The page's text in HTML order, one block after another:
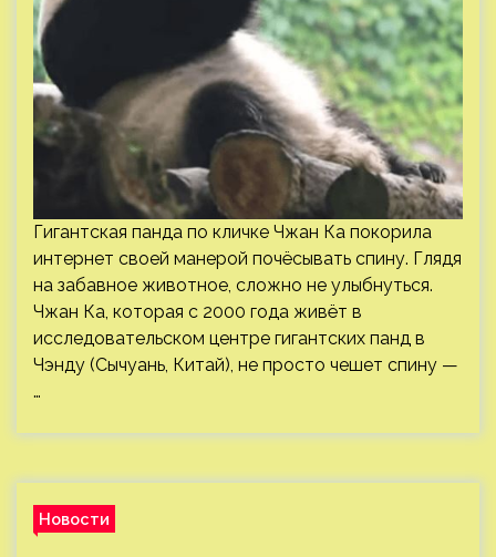
Гигантская панда по кличке Чжан Ка покорила
интернет своей манерой почёсывать спину. Глядя
на забавное животное, сложно не улыбнуться.
Чжан Ка, которая с 2000 года живёт в
исследовательском центре гигантских панд в
Чэнду (Сычуань, Китай), не просто чешет спину —
…
Новости